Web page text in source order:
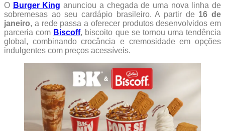
O Burger King anunciou a chegada de uma nova linha de
sobremesas ao seu cardápio brasileiro. A partir de 16 de
janeiro, a rede passa a oferecer produtos desenvolvidos em
parceria com Biscoff, biscoito que se tornou uma tendência
global, combinando crocância e cremosidade em opções
indulgentes com preços acessíveis.